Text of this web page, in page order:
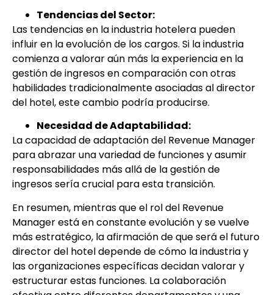
Tendencias del Sector:
Las tendencias en la industria hotelera pueden
influir en la evolución de los cargos. Si la industria
comienza a valorar aún más la experiencia en la
gestión de ingresos en comparación con otras
habilidades tradicionalmente asociadas al director
del hotel, este cambio podría producirse.
Necesidad de Adaptabilidad:
La capacidad de adaptación del Revenue Manager
para abrazar una variedad de funciones y asumir
responsabilidades más allá de la gestión de
ingresos sería crucial para esta transición.
En resumen, mientras que el rol del Revenue
Manager está en constante evolución y se vuelve
más estratégico, la afirmación de que será el futuro
director del hotel depende de cómo la industria y
las organizaciones específicas decidan valorar y
estructurar estas funciones. La colaboración